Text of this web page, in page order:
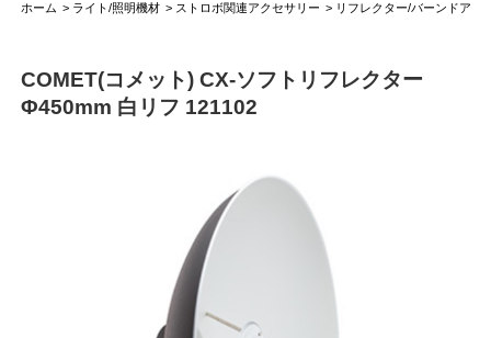
ホーム > ライト/照明機材 > ストロボ関連アクセサリー > リフレクター/バーンドア他
COMET(コメット) CX-ソフトリフレクター
Φ450mm 白リフ 121102